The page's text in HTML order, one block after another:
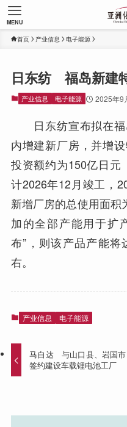
MENU
首页 产业信息 电子能源
日东纺 福岛新建
产业信息 电子能源 2025年9
日东纺宣布拟在福
内增建新厂房，并增
投资额约为150亿日元
计2026年12月竣工，
新增厂房的总使用面积
加的全部产能用于扩
布”，则该产品产能
右。
产业信息 电子能源
马自达 与山口县、岩国市
签约建设车载锂电池工厂